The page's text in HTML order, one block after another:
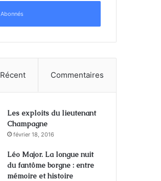
Abonnés
Récent Commentaires
Les exploits du lieutenant
Champagne
février 18, 2016
Léo Major. La longue nuit
du fantôme borgne : entre
mémoire et histoire